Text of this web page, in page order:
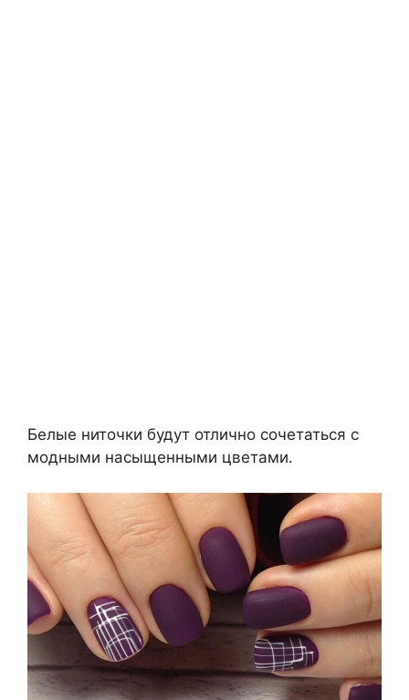
Белые ниточки будут отлично сочетаться с
модными насыщенными цветами.